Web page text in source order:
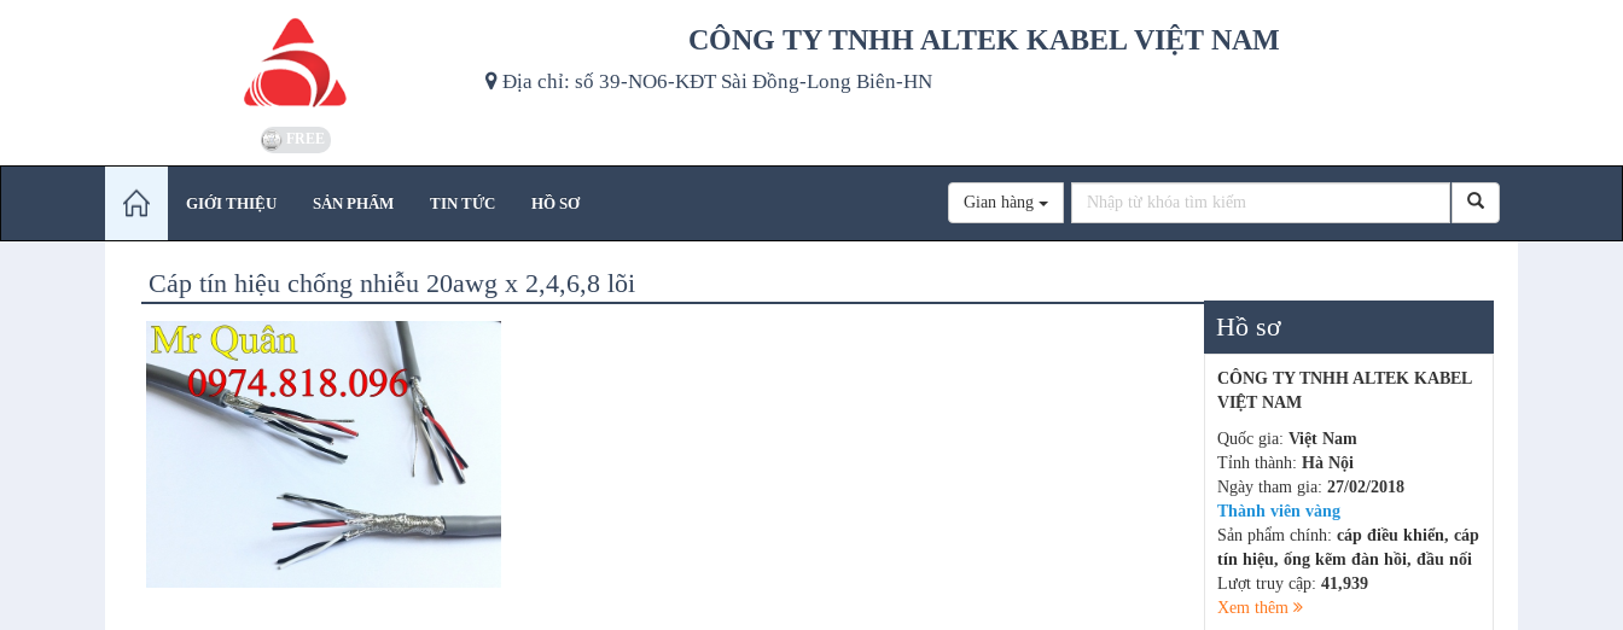
FREE
CÔNG TY TNHH ALTEK KABEL VIỆT NAM
Địa chỉ: số 39-NO6-KĐT Sài Đồng-Long Biên-HN
Gian hàng
GIỚI THIỆU SẢN PHẨM TIN TỨC HỒ SƠ
Hồ sơ
CÔNG TY TNHH ALTEK KABEL
VIỆT NAM
Quốc gia: Việt Nam
Tỉnh thành: Hà Nội
Ngày tham gia: 27/02/2018
Thành viên vàng
Sản phẩm chính: cáp điều khiển, cáp
tín hiệu, ống kẽm đàn hồi, đầu nối
Lượt truy cập: 41,939
Xem thêm
Cáp tín hiệu chống nhiễu 20awg x 2,4,6,8 lõi